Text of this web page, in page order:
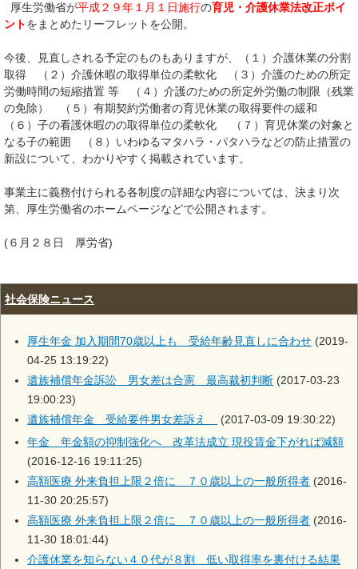
厚生労働省が平成２９年１月１日施行の育児・介護休業法改正ポイ
ントをまとめたリーフレットを公開。
今後、見直しされる予定のものもありますが、（１）介護休業の分割
取得 （２）介護休暇の取得単位の柔軟化 （３）介護のための所定
労働時間の短縮措置 等 （４）介護のための所定外労働の制限（残業
の免除） （５）有期契約労働者の育児休業の取得要件の緩和
（６）子の看護休暇のの取得単位の柔軟化 （７）育児休業の対象と
なる子の範囲 （８）いわゆるマタハラ・パタハラなどの防止措置の
新設について、わかりやすく掲載されています。
事業主に義務付けられる各制度の詳細な内容については、決まり次
第、厚生労働省のホームページなどで公開されます。
(６月２８日 厚労省)
社会保険ニュース
厚生年金 加入期間70歳以上も 受給年齢見直しに合わせ (2019-
04-25 13:19:22)
遺族補償年金訴訟 男女差は合憲 最高裁初判断 (2017-03-23
19:00:23)
遺族補償年金 受給要件男女差訴え
(2017-03-09 19:30:22)
年金 年金額の抑制強化へ 改革法成立 現役賃金下がれば減額
(2016-12-16 19:11:25)
高額医療 外来負担上限２倍に ７０歳以上の一般所得者 (2016-
11-30 20:25:57)
高額医療 外来負担上限２倍に ７０歳以上の一般所得者 (2016-
11-30 18:01:44)
介護休業を知らない４０代が８割 低い取得率を裏付ける結果